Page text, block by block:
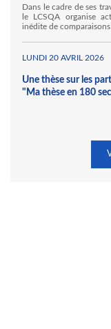
Dans le cadre de ses
le LCSQA organise
inédite de
travaux pour le LCSQA.
LUNDI 20 AVRIL 2026
Une thèse sur les
"Ma thèse en 180